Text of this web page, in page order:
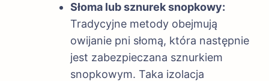
Słoma lub sznurek snopkowy:
Tradycyjne metody obejmują
owijanie pni słomą, która następnie
jest zabezpieczana sznurkiem
snopkowym. Taka izolacja